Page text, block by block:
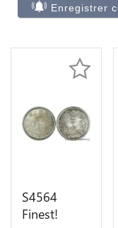
Enregistrer
S4564
Finest!